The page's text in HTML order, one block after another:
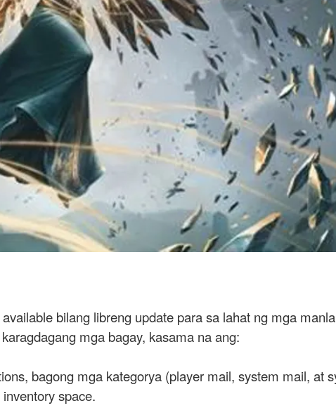
bilang libreng update para sa lahat ng mga
mga bagay, kasama na ang:
bagong mga kategorya (player mail, system mail, at
space.